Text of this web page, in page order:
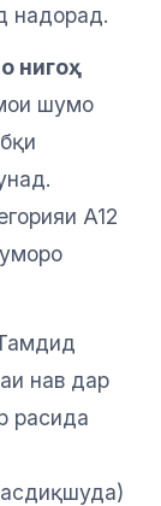
надорад.
нигоҳ
шумо
A12
нав дар
расида